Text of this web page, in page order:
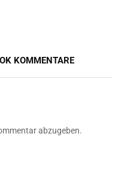
KOMMENTARE
abzugeben.